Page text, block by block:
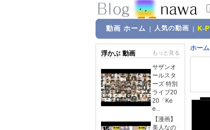
動画 ホーム 人気の動画 K-
浮かぶ 動画 もっと見る
サザンオ
ールスタ
ーズ 特別
ライブ20
20「Ke
e...
【漫画】
美人なの
ホーム